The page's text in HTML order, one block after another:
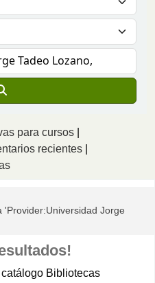
para cursos
recientes
'Provider:Universidad Jorge
Bibliotecas